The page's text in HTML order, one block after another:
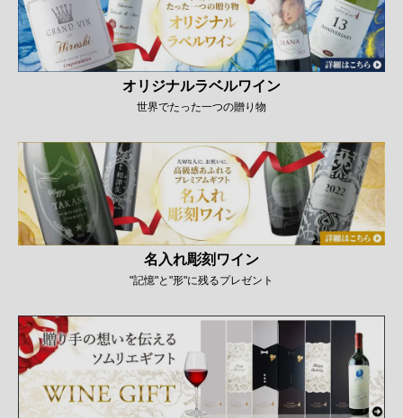
オリジナルラベルワイン
世界でたった一つの贈り物
名入れ彫刻ワイン
"記憶"と"形"に残るプレゼント